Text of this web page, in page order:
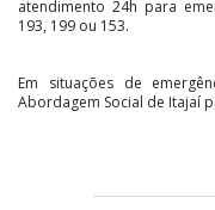
atendimento 24h para
193, 199 ou 153.
Em situações de
Abordagem Social de Itajaí